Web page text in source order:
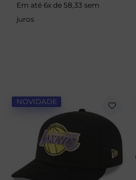
Em até 6x de 58,33 sem
juros
NOVIDADE